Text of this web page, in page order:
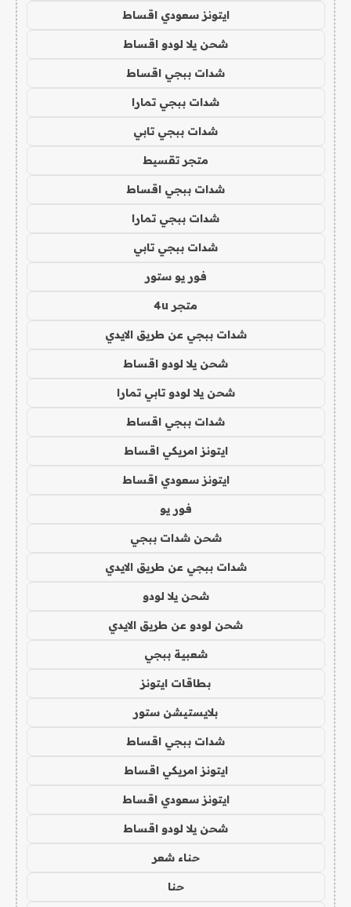
ايتونز سعودي اقساط
شحن يلا لودو اقساط
شدات ببجي اقساط
شدات ببجي تمارا
شدات ببجي تابي
متجر تقسيط
شدات ببجي اقساط
شدات ببجي تمارا
شدات ببجي تابي
فور يو ستور
متجر 4u
شدات ببجي عن طريق الايدي
شحن يلا لودو اقساط
شحن يلا لودو تابي تمارا
شدات ببجي اقساط
ايتونز امريكي اقساط
ايتونز سعودي اقساط
فور يو
شحن شدات ببجي
شدات ببجي عن طريق الايدي
شحن يلا لودو
شحن لودو عن طريق الايدي
شعبية ببجي
بطاقات ايتونز
بلايستيشن ستور
شدات ببجي اقساط
ايتونز امريكي اقساط
ايتونز سعودي اقساط
شحن يلا لودو اقساط
حناء شعر
حنا